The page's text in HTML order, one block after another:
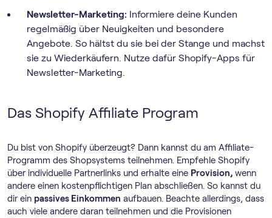
Newsletter-Marketing: Informiere deine Kunden
regelmäßig über Neuigkeiten und besondere
Angebote. So hältst du sie bei der Stange und machst
sie zu Wiederkäufern. Nutze dafür Shopify-Apps für
Newsletter-Marketing.
Das Shopify Affiliate Program
Du bist von Shopify überzeugt? Dann kannst du am Affiliate-
Programm des Shopsystems teilnehmen. Empfehle Shopify
über individuelle Partnerlinks und erhalte eine Provision, wenn
andere einen kostenpflichtigen Plan abschließen. So kannst du
dir ein passives Einkommen aufbauen. Beachte allerdings, dass
auch viele andere daran teilnehmen und die Provisionen